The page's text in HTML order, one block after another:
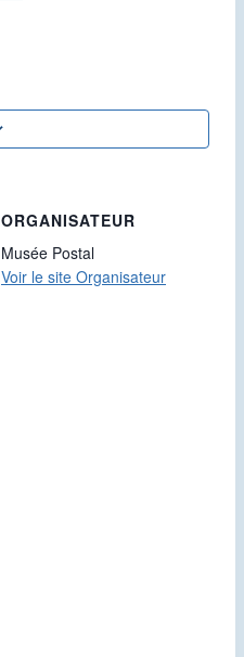
ORGANISATEUR
Musée Postal
Voir le site Organisateur